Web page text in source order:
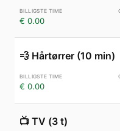
€ 0.00
💨 Hårtørrer (10 min)
€ 0.00
📺 TV (3 t)